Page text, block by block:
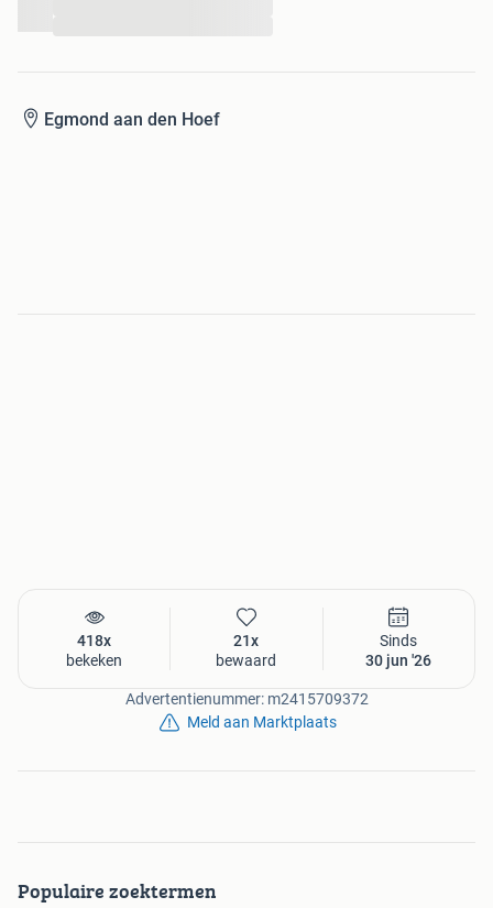
Egmond aan den Hoef
418x
bekeken
21x
bewaard
Sinds
30 jun '26
Advertentienummer: m2415709372
Meld aan Marktplaats
Populaire zoektermen